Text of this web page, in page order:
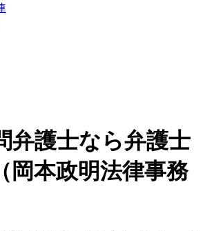
弁護士なら弁護士
岡本政明法律事務